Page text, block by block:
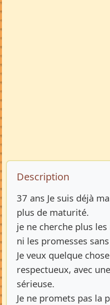
Description de
Description
37 ans Je suis déjà
plus de maturité.
je ne cherche plus
ni les promesses
Je veux quelque
respectueux, avec
sérieuse.
Je ne promets pas la